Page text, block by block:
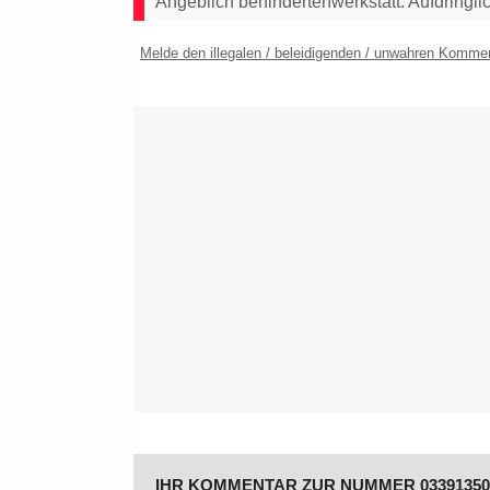
Melde den illegalen / beleidigenden / unwahren
IHR KOMMENTAR ZUR NUMMER